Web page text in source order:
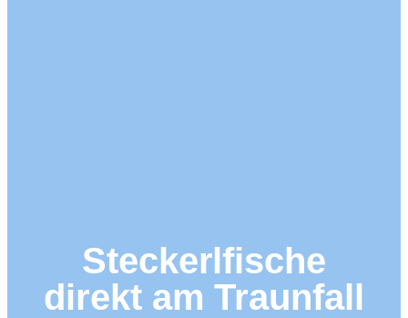
Steckerlfische
direkt am Traunfall